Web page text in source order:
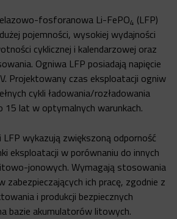
fosforanowa Li-FePO4 (LFP)
pojemności, wysokiej wydajności
cyklicznej i kalendarzowej oraz
Ogniwa LFP posiadają napięcie
Projektowany czas eksploatacji ogniw
cykli ładowania/rozładowania
15 lat w optymalnych warunkach.
wykazują zwiększoną odporność
eksploatacji w porównaniu do innych
jonowych. Wymagają stosowania
zabezpieczających ich pracę, zgodnie z
i produkcji bezpiecznych
bazie akumulatorów litowych.